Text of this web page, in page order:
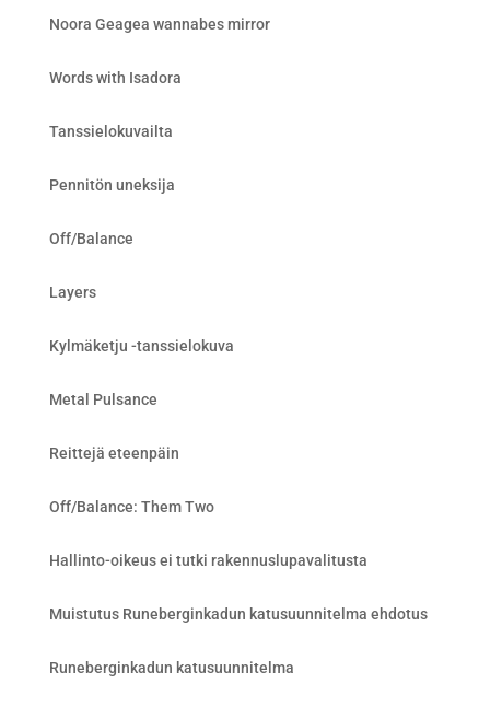
Noora Geagea wannabes mirror
Words with Isadora
Tanssielokuvailta
Pennitön uneksija
Off/Balance
Layers
Kylmäketju -tanssielokuva
Metal Pulsance
Reittejä eteenpäin
Off/Balance: Them Two
Hallinto-oikeus ei tutki rakennuslupavalitusta
Muistutus Runeberginkadun katusuunnitelma ehdotus
Runeberginkadun katusuunnitelma